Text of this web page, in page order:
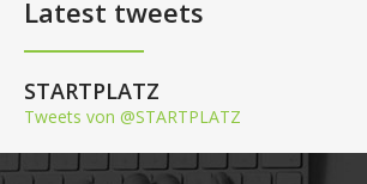
Latest tweets
STARTPLATZ
Tweets von @STARTPLATZ